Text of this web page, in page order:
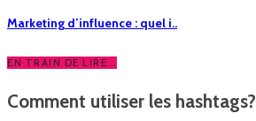
Marketing d’influence : quel i..
EN TRAIN DE LIRE...
Comment utiliser les hashtags?